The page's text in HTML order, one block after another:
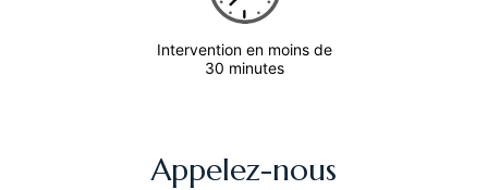
Intervention en moins de
30 minutes
Appelez-nous